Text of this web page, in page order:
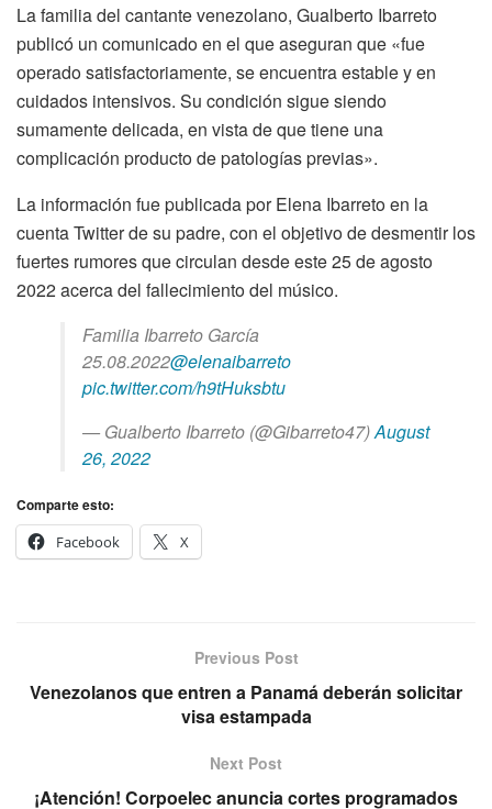
La familia del cantante venezolano, Gualberto Ibarreto
publicó un comunicado en el que aseguran que «fue
operado satisfactoriamente, se encuentra estable y en
cuidados intensivos. Su condición sigue siendo
sumamente delicada, en vista de que tiene una
complicación producto de patologías previas».
La información fue publicada por Elena Ibarreto en la
cuenta Twitter de su padre, con el objetivo de desmentir los
fuertes rumores que circulan desde este 25 de agosto
2022 acerca del fallecimiento del músico.
Familia Ibarreto García
25.08.2022@elenaibarreto
pic.twitter.com/h9tHuksbtu
— Gualberto Ibarreto (@Gibarreto47)August
26, 2022
Comparte esto:
Facebook
X
Previous Post
Venezolanos que entren a Panamá deberán solicitar
visa estampada
Next Post
¡Atención! Corpoelec anuncia cortes programados